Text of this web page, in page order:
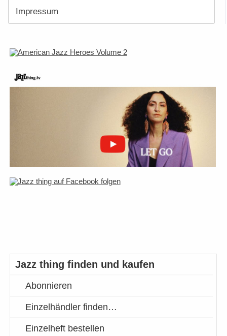
Impressum
Jazz thing finden und kaufen
Abonnieren
Einzelhändler finden…
Einzelheft bestellen